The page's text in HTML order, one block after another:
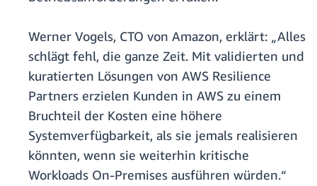
Werner Vogels, CTO von Amazon, erklärt: „Alles
schlägt fehl, die ganze Zeit. Mit validierten und
kuratierten Lösungen von AWS Resilience
Partners erzielen Kunden in AWS zu einem
Bruchteil der Kosten eine höhere
Systemverfügbarkeit, als sie jemals realisieren
könnten, wenn sie weiterhin kritische
Workloads On-Premises ausführen würden.“